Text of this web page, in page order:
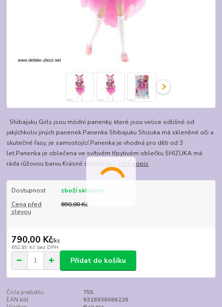
Shibajuku Girls jsou módní panenky, které jsou velice odlišné od
jakýchkoliv jiných panenek.Panenka Shibajuku Shizuka má skleněné oči a
skutečné řasy, je samostojící.Panenka je vhodná pro děti od 3
let.Panenka je oblečena ve svítivém třpytivém oblečku.SHIZUKA má
ráda růžovou barvu.Krásné dlouhé pr... celý popis
Dostupnost
zboží skladem
Cena před
slevou
890,00 Kč
790,00 Kč/ks
652,89 Kč bez DPH
Přidat do košíku
Číslo produktu:
755
EAN kód:
9328936066220